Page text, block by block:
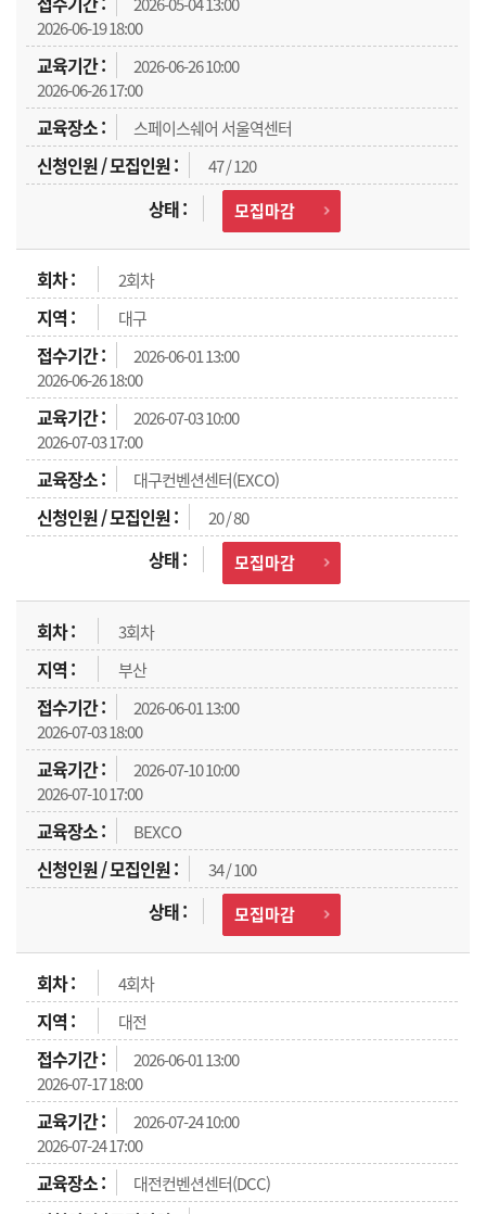
2026-06-19 18:00
2026-06-26 10:00
2026-06-26 17:00
스페이스쉐어 서울역센터
47 / 120
모집마감
2회차
대구
2026-06-01 13:00
2026-06-26 18:00
2026-07-03 10:00
2026-07-03 17:00
대구컨벤션센터(EXCO)
20 / 80
모집마감
3회차
부산
2026-06-01 13:00
2026-07-03 18:00
2026-07-10 10:00
2026-07-10 17:00
BEXCO
34 / 100
모집마감
4회차
대전
2026-06-01 13:00
2026-07-17 18:00
2026-07-24 10:00
2026-07-24 17:00
대전컨벤션센터(DCC)